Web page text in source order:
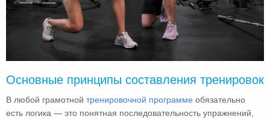
Основные принципы составления тренировок
В любой грамотной тренировочной программе обязательно
есть логика — это понятная последовательность упражнений,